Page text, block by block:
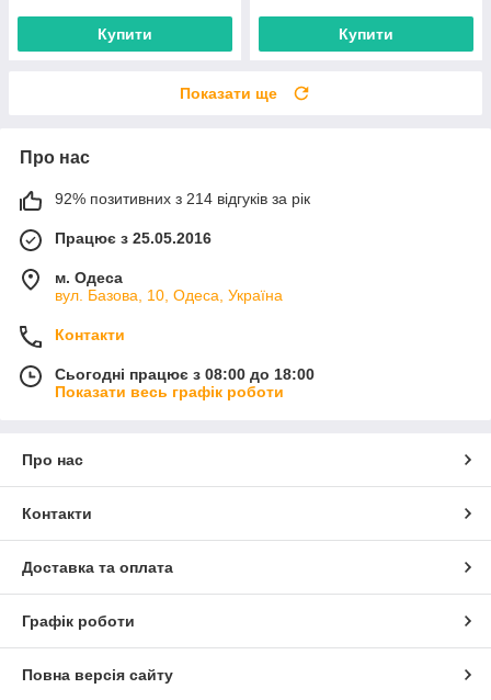
Купити Купити
Показати ще
Про нас
92% позитивних з 214 відгуків за рік
Працює з 25.05.2016
м. Одеса
вул. Базова, 10, Одеса, Україна
Контакти
Сьогодні працює з 08:00 до 18:00
Показати весь графік роботи
Про нас
Контакти
Доставка та оплата
Графік роботи
Повна версія сайту